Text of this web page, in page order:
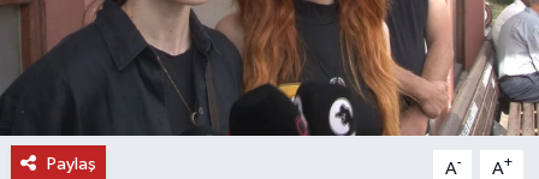
Paylaş A- A+
RÖPORTAJ
VİDEO HABERLER
YAZARLAR